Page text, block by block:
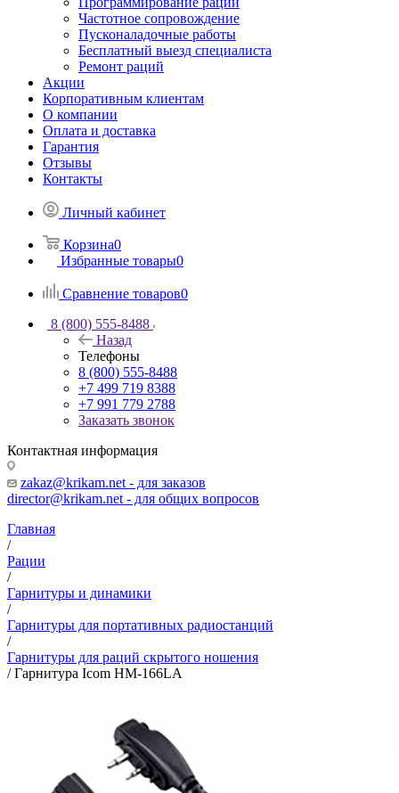
Частотное сопровождение
Пусконаладочные работы
Бесплатный выезд специалиста
Ремонт раций
Акции
Корпоративным клиентам
О компании
Оплата и доставка
Гарантия
Отзывы
Контакты
Личный кабинет
Корзина0
Избранные товары0
Сравнение товаров0
8 (800) 555-8488
Назад
Телефоны
8 (800) 555-8488
+7 499 719 8388
+7 991 779 2788
Заказать звонок
Контактная информация
zakaz@krikam.net - для заказов
director@krikam.net - для общих вопросов
Главная
/
Рации
/
Гарнитуры и динамики
/
Гарнитуры для портативных радиостанций
/
Гарнитуры для раций скрытого ношения
/Гарнитура Icom HM-166LA